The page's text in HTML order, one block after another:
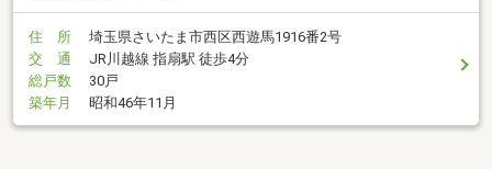
住 所
埼玉県さいたま市西区西遊馬1916番2号
交 通
JR川越線 指扇駅 徒歩4分
総戸数
30戸
築年月
昭和46年11月